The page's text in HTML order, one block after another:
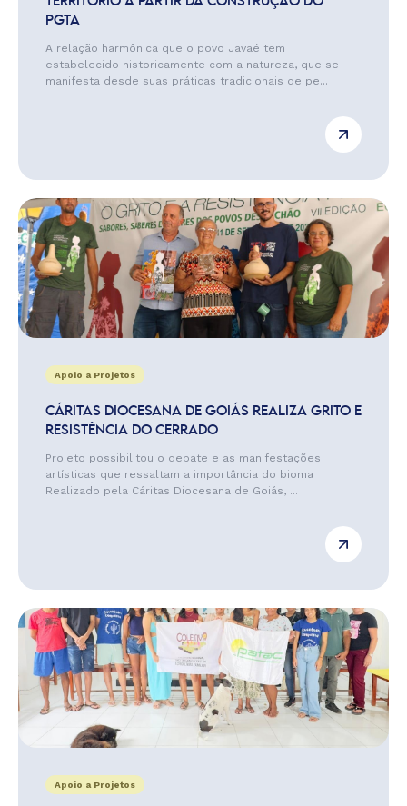
PGTA
A relação harmônica que o povo Javaé tem
estabelecido historicamente com a natureza, que se
manifesta desde suas práticas tradicionais de pe...
Apoio a Projetos
CÁRITAS DIOCESANA DE GOIÁS REALIZA GRITO E
RESISTÊNCIA DO CERRADO
Projeto possibilitou o debate e as manifestações
artísticas que ressaltam a importância do bioma
Realizado pela Cáritas Diocesana de Goiás, ...
Apoio a Projetos